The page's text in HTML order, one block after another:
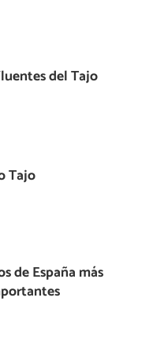
del Tajo
Tajo
de España más